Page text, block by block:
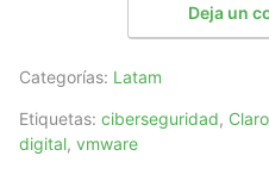
Deja un
Categorías: Latam
Etiquetas: ciberseguridad, Claro
digital, vmware